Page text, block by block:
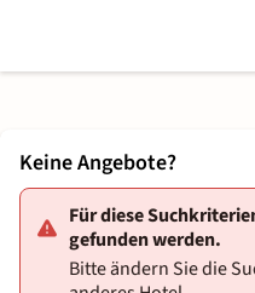
Keine Angebote?
Für diese
gefunden werden.
Bitte ändern Sie die